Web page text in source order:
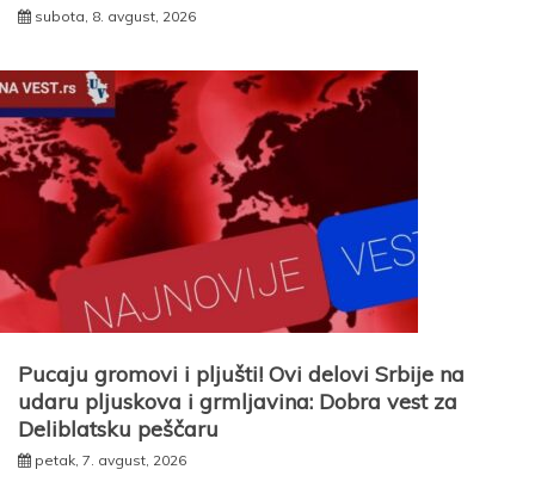
subota, 8. avgust, 2026
Pucaju gromovi i pljušti! Ovi delovi Srbije na
udaru pljuskova i grmljavina: Dobra vest za
Deliblatsku peščaru
petak, 7. avgust, 2026